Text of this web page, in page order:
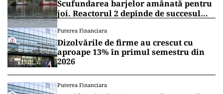
Vrei să fii mereu la curent cu toate știrile? Urmărește
Puterea.ro și pe canalul de WhatsApp
EXCLUSIV
ACTUALITATE
România poate intra în zona euro doar
prin referendum. Asta nu înseamnă